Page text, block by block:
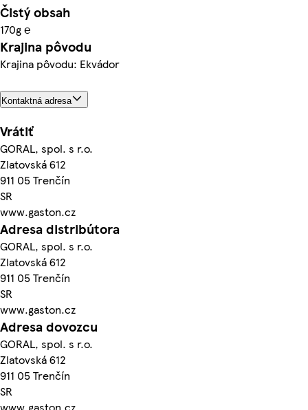
Čistý obsah
170g ℮
Krajina pôvodu
Krajina pôvodu: Ekvádor
Kontaktná adresa
Vrátiť
GORAL, spol. s r.o.
Zlatovská 612
911 05 Trenčín
SR
www.gaston.cz
Adresa distribútora
GORAL, spol. s r.o.
Zlatovská 612
911 05 Trenčín
SR
www.gaston.cz
Adresa dovozcu
GORAL, spol. s r.o.
Zlatovská 612
911 05 Trenčín
SR